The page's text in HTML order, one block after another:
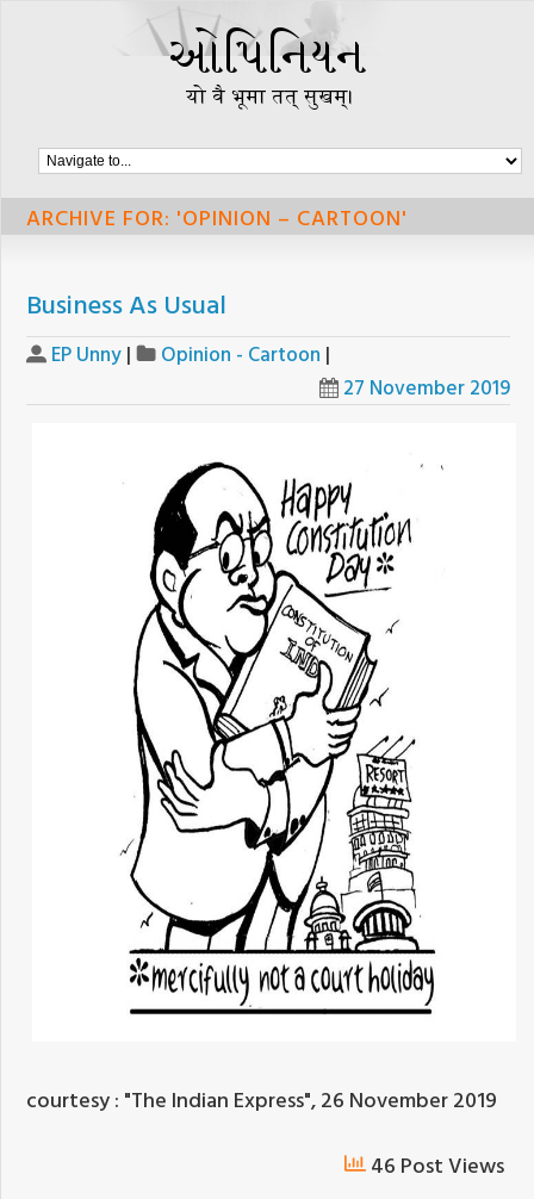
ARCHIVE FOR: 'OPINION – CARTOON'
Business As Usual
EP Unny | Opinion - Cartoon |
27 November 2019
courtesy : "The Indian Express", 26 November 2019
46 Post Views